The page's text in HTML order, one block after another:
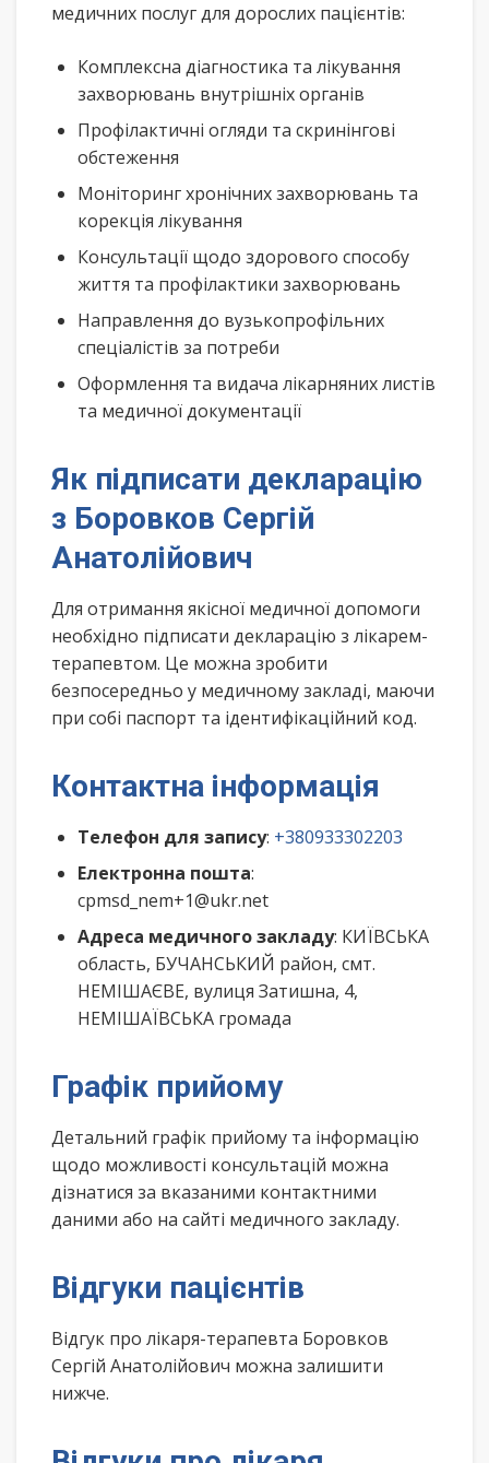
медичних послуг для дорослих пацієнтів:
Комплексна діагностика та лікування
захворювань внутрішніх органів
Профілактичні огляди та скринінгові
обстеження
Моніторинг хронічних захворювань та
корекція лікування
Консультації щодо здорового способу
життя та профілактики захворювань
Направлення до вузькопрофільних
спеціалістів за потреби
Оформлення та видача лікарняних листів
та медичної документації
Як підписати декларацію
з Боровков Сергій
Анатолійович
Для отримання якісної медичної допомоги
необхідно підписати декларацію з лікарем-
терапевтом. Це можна зробити
безпосередньо у медичному закладі, маючи
при собі паспорт та ідентифікаційний код.
Контактна інформація
Телефон для запису: +380933302203
Електронна пошта:
cpmsd_nem+1@ukr.net
Адреса медичного закладу: КИЇВСЬКА
область, БУЧАНСЬКИЙ район, смт.
НЕМІШАЄВЕ, вулиця Затишна, 4,
НЕМІШАЇВСЬКА громада
Графік прийому
Детальний графік прийому та інформацію
щодо можливості консультацій можна
дізнатися за вказаними контактними
даними або на сайті медичного закладу.
Відгуки пацієнтів
Відгук про лікаря-терапевта Боровков
Сергій Анатолійович можна залишити
нижче.